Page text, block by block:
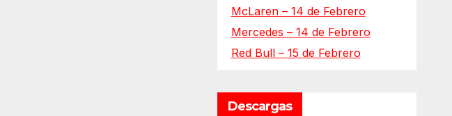
McLaren – 14 de Febrero
Mercedes – 14 de Febrero
Red Bull – 15 de Febrero
Descargas